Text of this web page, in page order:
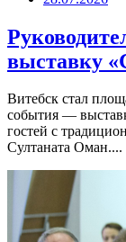
выставку
Витебск стал
события —
гостей с
Султаната Оман....